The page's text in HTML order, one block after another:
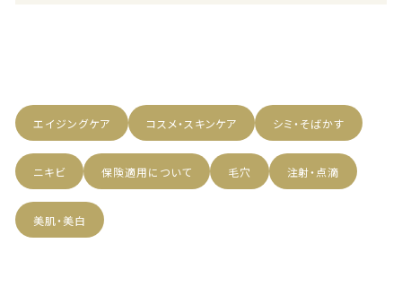
エイジングケア コスメ・スキンケア シミ・そばかす
ニキビ 保険適用について 毛穴 注射・点滴
美肌・美白